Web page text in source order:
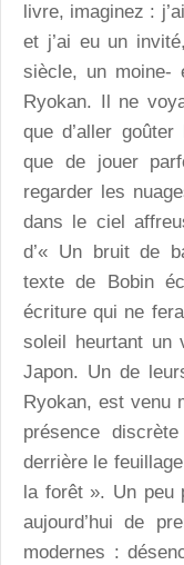
livre, imaginez :
et j’ai eu un
siècle, un moine-
Ryokan. Il ne
que d’aller
que de jouer
regarder les
dans le ciel
d’« Un bruit de
texte de Bobin
écriture qui ne
soleil heurtant un
Japon. Un de
Ryokan, est venu
présence
derrière le
la forêt ». Un peu
aujourd’hui de
modernes :